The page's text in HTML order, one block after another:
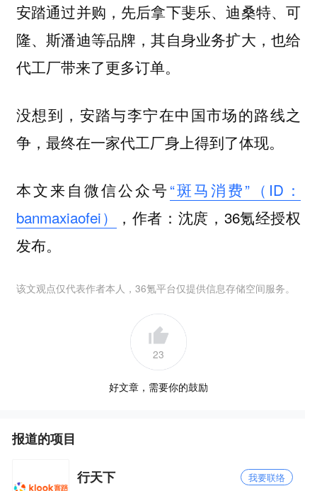
安踏通过并购，先后拿下斐乐、迪桑特、可
隆、斯潘迪等品牌，其自身业务扩大，也给
代工厂带来了更多订单。
没想到， 安踏与李宁在中国市场的路线之
争，最终在一家代工厂身上得到了体现。
本文来自微信公众号“斑马消费”（ID：
banmaxiaofei）
，作者：沈庹，36氪经授权
发布。
该文观点仅代表作者本人，36氪平台仅提供信息存储空间服务。
23
好文章，需要你的鼓励
报道的项目
行天下 我要联络